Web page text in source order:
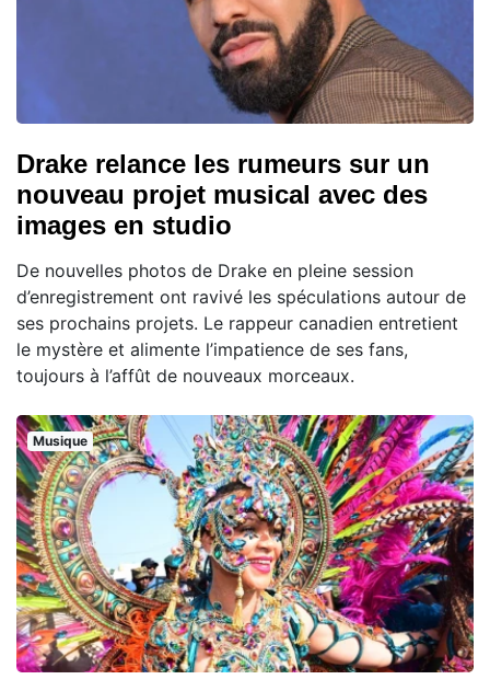
Drake relance les rumeurs sur un
nouveau projet musical avec des
images en studio
De nouvelles photos de Drake en pleine session
d’enregistrement ont ravivé les spéculations autour de
ses prochains projets. Le rappeur canadien entretient
le mystère et alimente l’impatience de ses fans,
toujours à l’affût de nouveaux morceaux.
Musique